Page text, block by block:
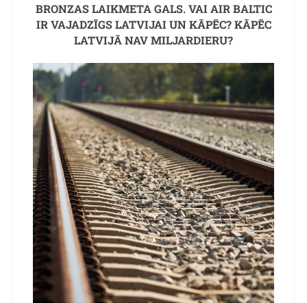
BRONZAS LAIKMETA GALS. VAI AIR BALTIC
IR VAJADZĪGS LATVIJAI UN KĀPĒC? KĀPĒC
LATVIJĀ NAV MILJARDIERU?